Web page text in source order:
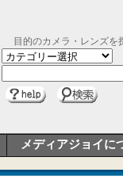
目的のカメラ・レンズを
メディアジョイに